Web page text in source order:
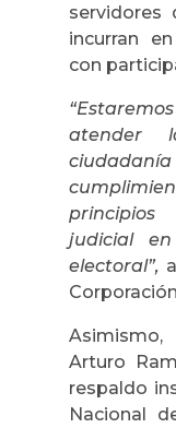
servidores
incurran
con
atender
judicial
electoral”,
Arturo
respaldo
Nacional